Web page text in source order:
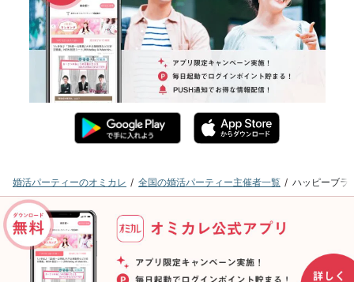
婚活パーティーのオミカレ 全国の婚活パーティー主催者一覧 ハッピーブラ